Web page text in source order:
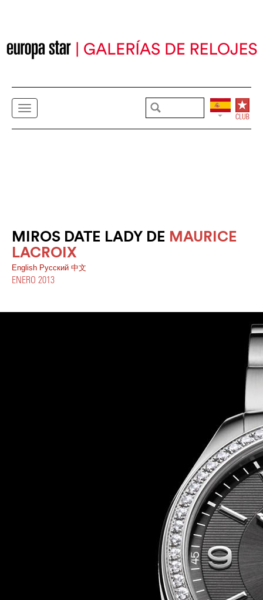
MIROS DATE LADY DE MAURICE
LACROIX
English Pусский 中文
ENERO 2013